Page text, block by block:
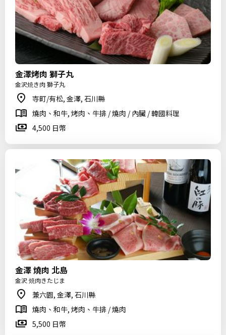
金澤烤肉 獅子丸
金沢焼き肉 獅子丸
寺町/有松, 金澤, 石川縣
燒肉、和牛, 烤肉、牛排 / 燒肉 / 內臟 / 韓國料理
4,500 日幣
金澤 燒肉 北島
金沢 焼肉きたじま
兼六園, 金澤, 石川縣
燒肉、和牛, 烤肉、牛排 / 燒肉
5,500 日幣